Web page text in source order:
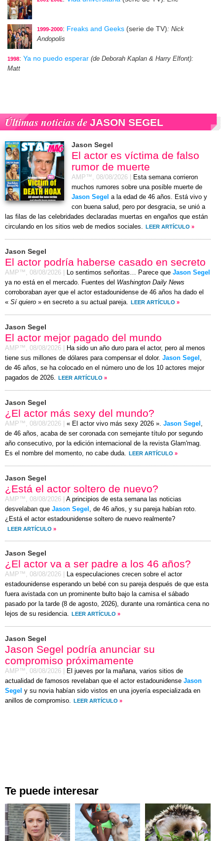
1999-2000: Freaks and Geeks (serie de TV): Nick
Andopolis
1998: Ya no puedo esperar (de Deborah Kaplan & Harry Elfont):
Matt
Últimas noticias de JASON SEGEL
Jason Segel
El actor es víctima de falso
rumor de muerte
AMP™, 08/08/2026
Esta semana corrieron
muchos rumores sobre una posible muerte de
Jason Segel a la edad de 46 años. Está vivo y
con buena salud, pero por desgracia, se unió a
las filas de las celebridades declaradas muertas en engaños que están
circulando en los sitios web de medios sociales. LEER ARTÍCULO »
Jason Segel
El actor podría haberse casado en secreto
AMP™, 08/08/2026 Lo sentimos señoritas… Parece que Jason Segel
ya no está en el mercado. Fuentes del Washington Daily News
corroboraban ayer que el actor estadounidense de 46 años ha dado el
« Sí quiero » en secreto a su actual pareja. LEER ARTÍCULO »
Jason Segel
El actor mejor pagado del mundo
AMP™, 08/08/2026
Ha sido un año duro para el actor, pero al menos
tiene sus millones de dólares para compensar el dolor. Jason Segel ,
de 46 años, se ha colocado en el número uno de los 10 actores mejor
pagados de 2026. LEER ARTÍCULO »
Jason Segel
¿El actor más sexy del mundo?
AMP™, 08/08/2026 « El actor vivo más sexy 2026 ». Jason Segel ,
de 46 años, acaba de ser coronada con semejante título por segundo
año consecutivo, por la edición internacional de la revista Glam'mag.
Es el nombre del momento, no cabe duda. LEER ARTÍCULO »
Jason Segel
¿Está el actor soltero de nuevo?
AMP™, 08/08/2026
A principios de esta semana las noticias
desvelaban que Jason Segel , de 46 años, y su pareja habían roto.
¿Está el actor estadounidense soltero de nuevo realmente?
LEER ARTÍCULO »
Jason Segel
¿El actor va a ser padre a los 46 años?
AMP™, 08/08/2026
La especulaciones crecen sobre el actor
estadounidense esperando un bebé con su pareja después de que esta
fuera avistada con un prominente bulto bajo la camisa el sábado
pasado por la tarde (8 de agosto, 2026), durante una romántica cena no
lejos de su residencia. LEER ARTÍCULO »
Jason Segel
Jason Segel podría anunciar su
compromiso próximamente
AMP™, 08/08/2026
El jueves por la mañana, varios sitios de
actualidad de famosos revelaban que el actor estadounidense Jason
Segel y su novia habían sido vistos en una joyería especializada en
anillos de compromiso. LEER ARTÍCULO »
Te puede interesar